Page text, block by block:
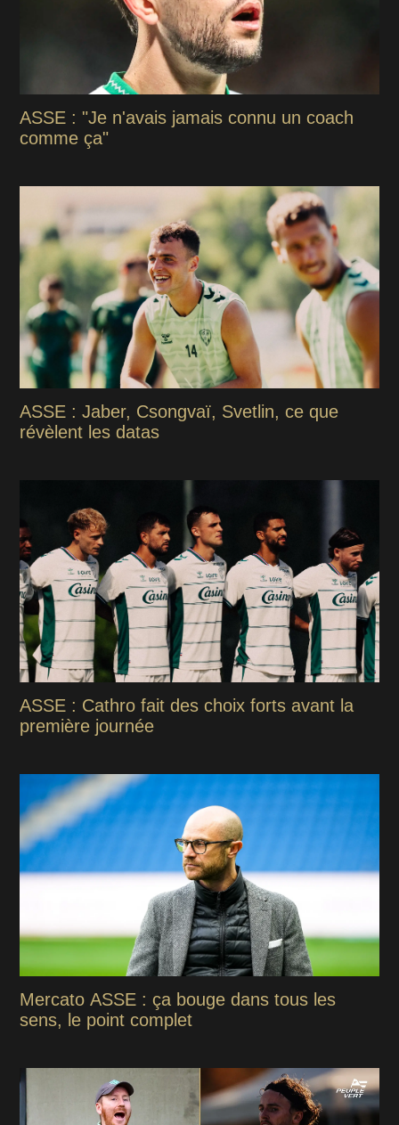
ASSE : "Je n'avais jamais connu un coach
comme ça"
ASSE : Jaber, Csongvaï, Svetlin, ce que
révèlent les datas
ASSE : Cathro fait des choix forts avant la
première journée
Mercato ASSE : ça bouge dans tous les
sens, le point complet